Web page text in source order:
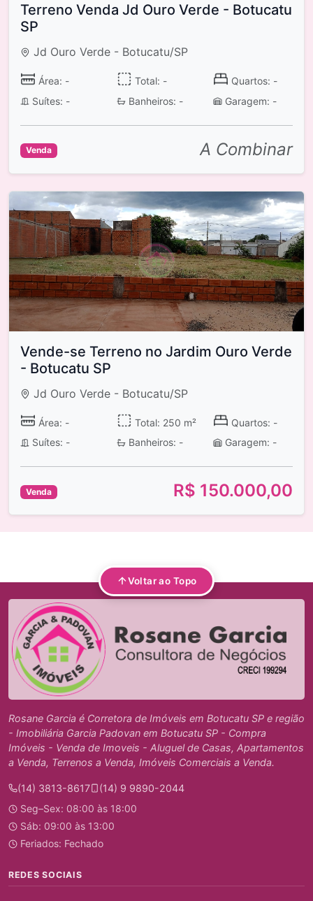
Terreno Venda Jd Ouro Verde - Botucatu
SP
Jd Ouro Verde - Botucatu/SP
Área: - Total: -
Quartos: -
Suítes: -
Banheiros: - Garagem: -
Venda A Combinar
Vende-se Terreno no Jardim Ouro Verde
- Botucatu SP
Jd Ouro Verde - Botucatu/SP
Área: - Total: 250 m²
Quartos: -
Suítes: -
Banheiros: - Garagem: -
Venda R$ 150.000,00
Voltar ao Topo
Rosane Garcia é Corretora de Imóveis em Botucatu SP e região
- Imobiliária Garcia Padovan em Botucatu SP - Compra
Imóveis - Venda de Imoveis - Aluguel de Casas, Apartamentos
a Venda, Terrenos a Venda, Imóveis Comerciais a Venda.
(14) 3813-8617
(14) 9 9890-2044
Seg–Sex: 08:00 às 18:00
Sáb: 09:00 às 13:00
Feriados: Fechado
REDES SOCIAIS